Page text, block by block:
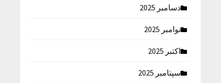
دسامبر 2025
نوامبر 2025
اکتبر 2025
سپتامبر 2025